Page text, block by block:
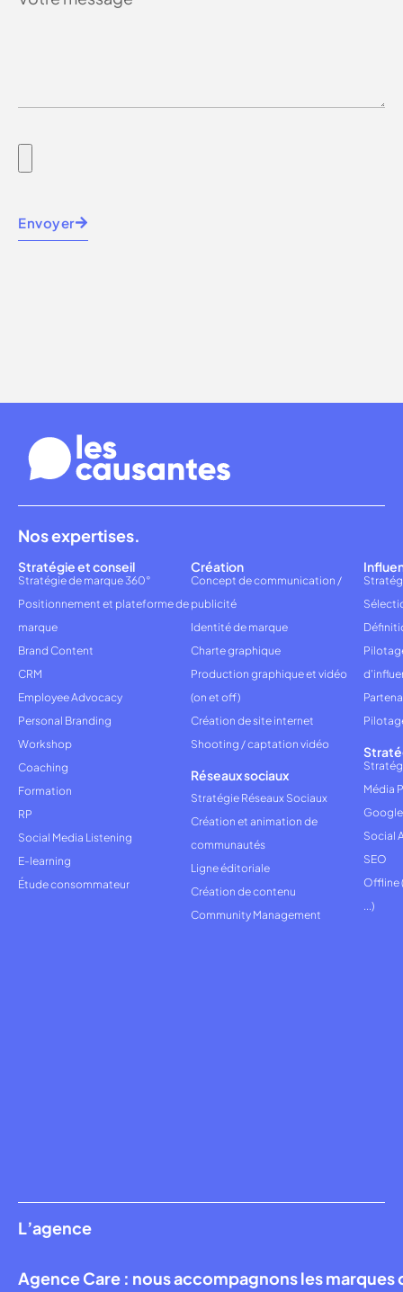
Envoyer
L’agence
Agence Care : nous accompagnons les
Nos expertises.
Stratégie et conseil
Stratégie de marque 360°
Positionnement et plateforme de
marque
Brand Content
CRM
Employee Advocacy
Personal Branding
Workshop
Coaching
Formation
RP
Social Media Listening
E-learning
Étude consommateur
Création
Concept de communication /
publicité
Identité de marque
Charte graphique
Production graphique et vidéo
(on et off)
Création de site internet
Shooting / captation vidéo
Réseaux sociaux
Stratégie Réseaux Sociaux
Création et animation de
communautés
Ligne éditoriale
Création de contenu
Community Management
Média
Social
SEO
Offline
...)